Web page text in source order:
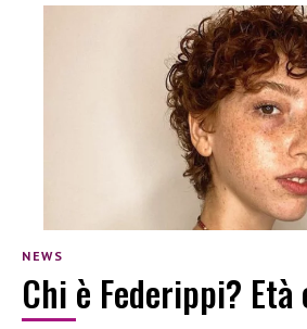
NEWS
Chi è Federippi?